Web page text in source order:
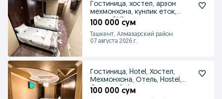
Гостиница, хостел, арзон
мехмонхона, кунлик еток,
отель, ВУЗ городок
100 000 сум
Ташкент, Алмазарский район
07 августа 2026 г.
Гостиница, Hotel, Хостел,
Мехмонхона, Отель, Hostel,
Суточный, Арзон
100 000 сум